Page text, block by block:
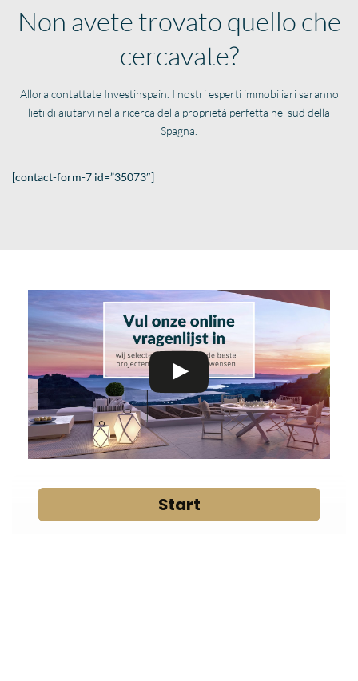
Non avete trovato quello che
cercavate?
Allora contattate Investinspain. I nostri esperti immobiliari saranno
lieti di aiutarvi nella ricerca della proprietà perfetta nel sud della
Spagna.
[contact-form-7 id=”35073″]